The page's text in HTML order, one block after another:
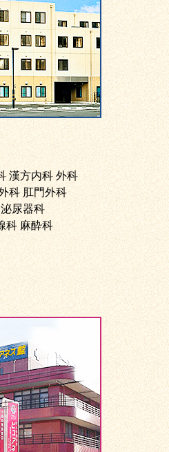
内科・循環器内科 消化器内科 漢方内科 外科
脳神経外科 整形外科 消化器外科 肛門外科
呼吸器内科 神経内科 皮膚科 泌尿器科
リハビリテーション科 放射線科 麻酔科